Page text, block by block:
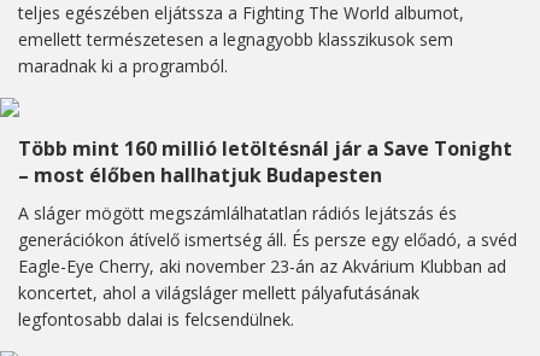
teljes egészében eljátssza a Fighting The World albumot,
emellett természetesen a legnagyobb klasszikusok sem
maradnak ki a programból.
Több mint 160 millió letöltésnál jár a Save Tonight
– most élőben hallhatjuk Budapesten
A sláger mögött megszámlálhatatlan rádiós lejátszás és
generációkon átívelő ismertség áll. És persze egy előadó, a svéd
Eagle-Eye Cherry, aki november 23-án az Akvárium Klubban ad
koncertet, ahol a világsláger mellett pályafutásának
legfontosabb dalai is felcsendülnek.